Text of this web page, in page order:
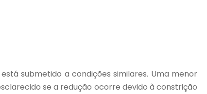
submetido a condições similares. Uma menor
se a redução ocorre devido à constrição